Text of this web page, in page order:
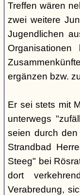
Treffen wären
zwei weitere
Jugendlichen
ergänzen bzw.
Er sei stets mit
unterwegs
seien durch
Strandbad
Steeg" bei
dort
Verabredung,